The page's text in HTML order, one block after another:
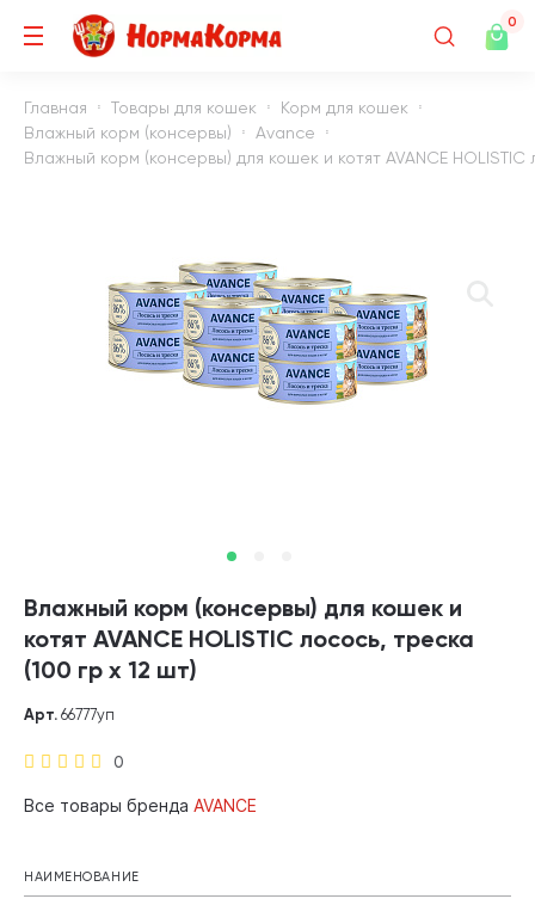
0
Главная Товары для кошек
Корм для кошек
Влажный корм (консервы)
Avance
Влажный корм (консервы) для кошек и котят AVANCE HOLISTIC
Влажный корм (консервы) для кошек и
котят AVANCE HOLISTIC лосось, треска
(100 гр х 12 шт)
0
Арт. 66777уп
Все товары бренда AVANCE
НАИМЕНОВАНИЕ